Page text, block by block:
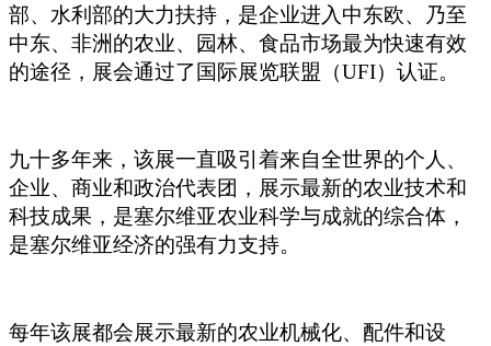
部、水利部的大力扶持，是企业进入中东欧、乃至
中东、非洲的农业、园林、食品市场最为快速有效
的途径，展会通过了国际展览联盟（UFI）认证。
九十多年来，该展一直吸引着来自全世界的个人、
企业、商业和政治代表团，展示最新的农业技术和
科技成果，是塞尔维亚农业科学与成就的综合体，
是塞尔维亚经济的强有力支持。
每年该展都会展示最新的农业机械化、配件和设